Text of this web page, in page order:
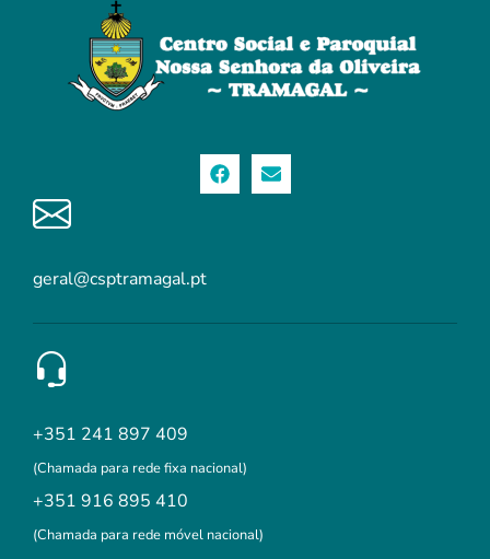
geral@csptramagal.pt
+351 241 897 409
(Chamada para rede fixa nacional)
+351 916 895 410
(Chamada para rede móvel nacional)